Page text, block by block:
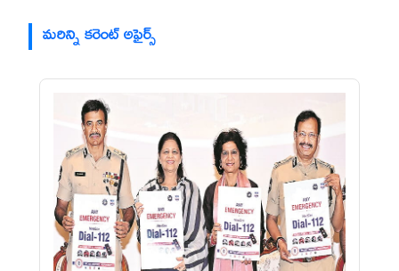
మరిన్ని కరెంట్ అఫైర్స్